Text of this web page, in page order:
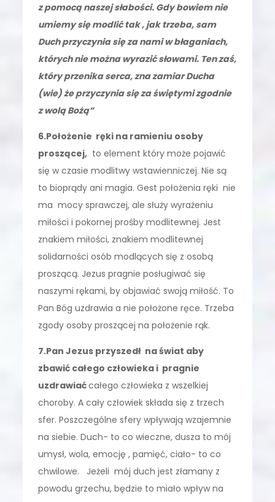
z pomocą naszej słabości. Gdy bowiem nie
umiemy się modlić tak , jak trzeba, sam
Duch przyczynia się za nami w błaganiach,
których nie można wyrazić słowami. Ten zaś,
który przenika serca, zna zamiar Ducha
(wie) że przyczynia się za świętymi zgodnie
z wolą Bożą”
6.Położenie ręki na ramieniu osoby
proszącej, to element który może pojawić
się w czasie modlitwy wstawienniczej. Nie są
to bioprądy ani magia. Gest położenia ręki nie
ma mocy sprawczej, ale służy wyrażeniu
miłości i pokornej prośby modlitewnej. Jest
znakiem miłości, znakiem modlitewnej
solidarności osób modlących się z osobą
proszącą. Jezus pragnie posługiwać się
naszymi rękami, by objawiać swoją miłość. To
Pan Bóg uzdrawia a nie położone ręce. Trzeba
zgody osoby proszącej na położenie rąk.
7.Pan Jezus przyszedł na świat aby
zbawić całego człowieka i pragnie
uzdrawiaćcałego człowieka z wszelkiej
choroby. A cały człowiek składa się z trzech
sfer. Poszczególne sfery wpływają wzajemnie
na siebie. Duch- to co wieczne, dusza to mój
umysł, wola, emocję , pamięć, ciało- to co
chwilowe. Jeżeli mój duch jest złamany z
powodu grzechu, będzie to miało wpływ na